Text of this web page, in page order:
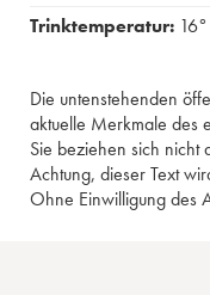
Trinktemperatur: 16°
Die untenstehenden
aktuelle Merkmale des
Sie beziehen sich nicht
Achtung, dieser Text
Ohne Einwilligung des